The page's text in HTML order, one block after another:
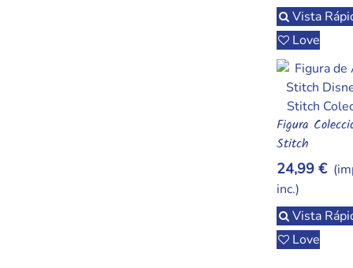
Vista
Love
Añadir Al
Figura
Stitch
24,99 €
inc.)
Vista
Love